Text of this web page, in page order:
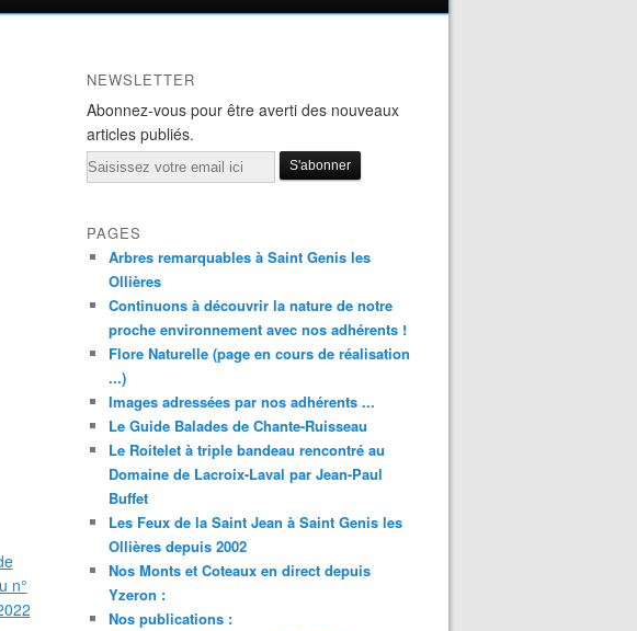
NEWSLETTER
Abonnez-vous pour être averti des nouveaux
articles publiés.
Email
PAGES
Arbres remarquables à Saint Genis les
Ollières
Continuons à découvrir la nature de notre
proche environnement avec nos adhérents !
Flore Naturelle (page en cours de réalisation
...)
Images adressées par nos adhérents ...
Le Guide Balades de Chante-Ruisseau
Le Roitelet à triple bandeau rencontré au
Domaine de Lacroix-Laval par Jean-Paul
Buffet
Les Feux de la Saint Jean à Saint Genis les
Ollières depuis 2002
Nos Monts et Coteaux en direct depuis
Yzeron :
Nos publications :